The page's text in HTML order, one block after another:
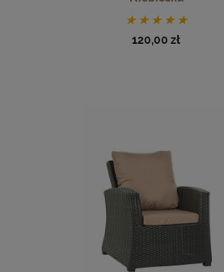
120,00 zł